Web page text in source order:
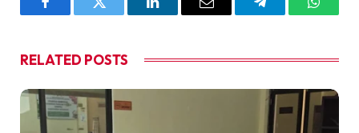
FacebookTwitter LinkedInEmail Telegram
RELATED POSTS